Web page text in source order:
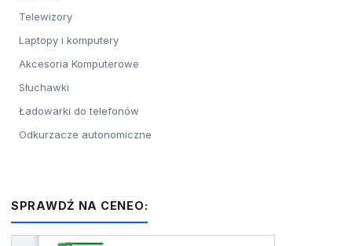
Telewizory
Laptopy i komputery
Akcesoria Komputerowe
Słuchawki
Ładowarki do telefonów
Odkurzacze autonomiczne
SPRAWDŹ NA CENEO: